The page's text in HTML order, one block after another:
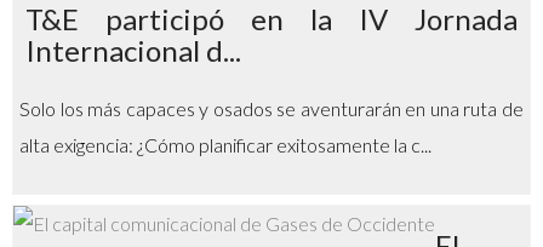
T&E participó en la IV Jornada
Internacional d...
Solo los más capaces y osados se aventurarán en una ruta de
alta exigencia: ¿Cómo planificar exitosamente la c...